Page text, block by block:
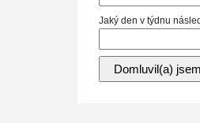
Jaký den v týdnu